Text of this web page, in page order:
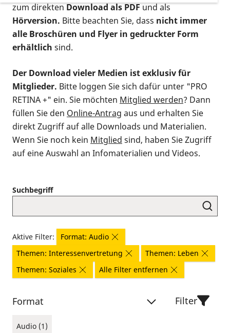
zum direktenDownload als PDFund als
Hörversion. Bitte beachten Sie, dass nicht immer
alle Broschüren und Flyer in gedruckter Form
erhältlich sind.
Der Download vieler Medien ist exklusiv für
Mitglieder. Bitte loggen Sie sich dafür unter "PRO
RETINA +" ein. Sie möchten Mitglied werden? Dann
füllen Sie den Online-Antrag aus und erhalten Sie
direkt Zugriff auf alle Downloads und Materialien.
Wenn Sie noch kein Mitglied sind, haben Sie Zugriff
auf eine Auswahl an Infomaterialien und Videos.
Suchbegriff
Aktive Filter:
Format: Audio
Themen: Interessenvertretung
Themen: Leben
Themen: Soziales
Alle Filter entfernen
Format
Audio (1)
Filter